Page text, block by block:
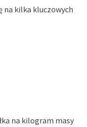
na kilka kluczowych
na kilogram masy